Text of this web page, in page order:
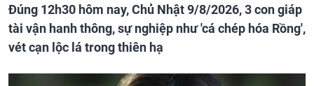
Đúng 12h30 hôm nay, Chủ Nhật 9/8/2026, 3 con giáp
tài vận hanh thông, sự nghiệp như 'cá chép hóa Rồng',
vét cạn lộc lá trong thiên hạ